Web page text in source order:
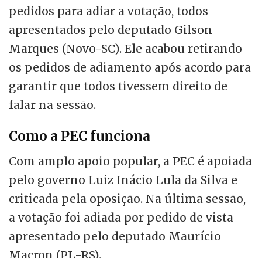
pedidos para adiar a votação, todos
apresentados pelo deputado Gilson
Marques (Novo-SC). Ele acabou retirando
os pedidos de adiamento após acordo para
garantir que todos tivessem direito de
falar na sessão.
Como a PEC funciona
Com amplo apoio popular, a PEC é apoiada
pelo governo Luiz Inácio Lula da Silva e
criticada pela oposição. Na última sessão,
a votação foi adiada por pedido de vista
apresentado pelo deputado Maurício
Macron (PL-RS).